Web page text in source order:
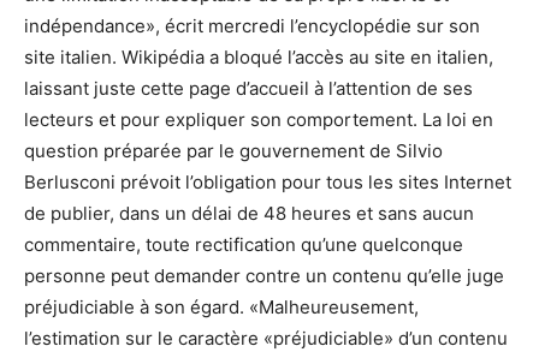
indépendance», écrit mercredi l’encyclopédie sur son
site italien. Wikipédia a bloqué l’accès au site en italien,
laissant juste cette page d’accueil à l’attention de ses
lecteurs et pour expliquer son comportement. La loi en
question préparée par le gouvernement de Silvio
Berlusconi prévoit l’obligation pour tous les sites Internet
de publier, dans un délai de 48 heures et sans aucun
commentaire, toute rectification qu’une quelconque
personne peut demander contre un contenu qu’elle juge
préjudiciable à son égard. «Malheureusement,
l’estimation sur le caractère «préjudiciable» d’un contenu